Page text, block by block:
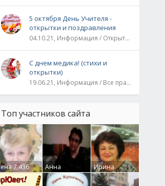
5 октября День Учителя -
открытки и поздравления
04.10.21, Информация / Открытки / Все праздники
С днем медика! (стихи и
открытки)
19.06.21, Информация / Все праздники
Топ участников сайта
7 436
Анна
Гумлевая0
Ирина
Бруцкая41